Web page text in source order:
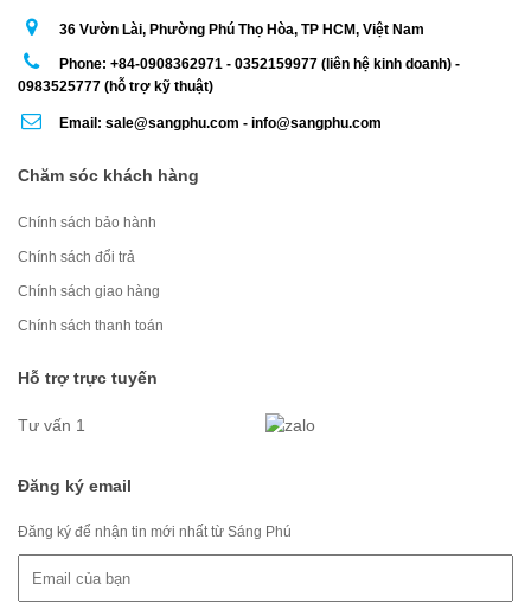
36 Vườn Lài, Phường Phú Thọ Hòa, TP HCM, Việt Nam
Phone: +84-0908362971 - 0352159977 (liên hệ kinh doanh) -
0983525777 (hỗ trợ kỹ thuật)
Email: sale@sangphu.com - info@sangphu.com
Chăm sóc khách hàng
Chính sách bảo hành
Chính sách đổi trả
Chính sách giao hàng
Chính sách thanh toán
Hỗ trợ trực tuyến
Tư vấn 1
Đăng ký email
Đăng ký để nhận tin mới nhất từ Sáng Phú